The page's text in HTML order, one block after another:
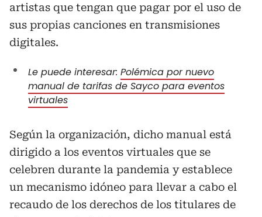
artistas que tengan que pagar por el uso de
sus propias canciones en transmisiones
digitales.
Le puede interesar: Polémica por nuevo
manual de tarifas de Sayco para eventos
virtuales
Según la organización, dicho manual está
dirigido a los eventos virtuales que se
celebren durante la pandemia y establece
un mecanismo idóneo para llevar a cabo el
recaudo de los derechos de los titulares de